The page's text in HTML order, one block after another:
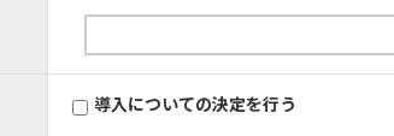
導入についての決定を行う